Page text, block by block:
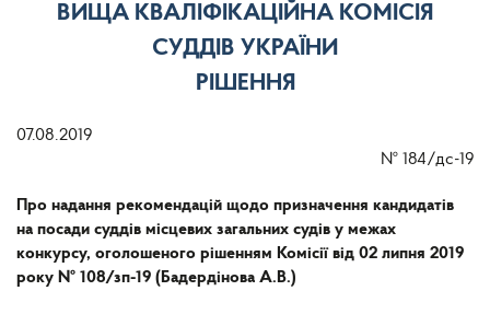
ВИЩА КВАЛІФІКАЦІЙНА КОМІСІЯ
СУДДІВ УКРАЇНИ
РІШЕННЯ
07.08.2019
№ 184/дс-19
Про надання рекомендацій щодо призначення кандидатів
на посади суддів місцевих загальних судів у межах
конкурсу, оголошеного рішенням Комісії від 02 липня 2019
року № 108/зп-19 (Бадердінова А.В.)